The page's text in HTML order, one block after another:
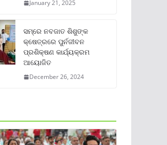
January 21, 2025
ସମ୍‌ରେ ନବଜାତ ଶିଶୁଙ୍କ
କ୍ଷେତ୍ରରେ ପୁର୍ନଜୀବନ
ପ୍ରଶିକ୍ଷଣ କାର୍ଯ୍ୟକ୍ରମ
ଆୟୋଜିତ
December 26, 2024